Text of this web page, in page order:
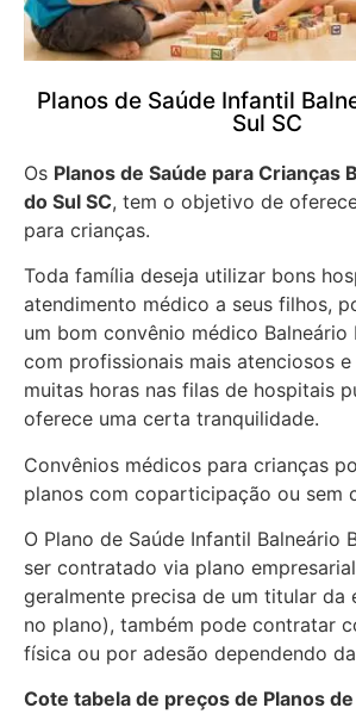
Planos de Saúde Infantil
Sul SC
Os Planos de Saúde para Crianças
do Sul SC, tem o objetivo de
para crianças.
Toda família deseja utilizar bons
atendimento médico a seus filhos,
um bom convênio médico Balneário
com profissionais mais atenciosos
muitas horas nas filas de hospitais
oferece uma certa tranquilidade.
Convênios médicos para crianças
planos com coparticipação ou sem
O Plano de Saúde Infantil Balneário
ser contratado via plano
geralmente precisa de um titular da
no plano), também pode contratar
física ou por adesão dependendo
Cote tabela de preços de Planos